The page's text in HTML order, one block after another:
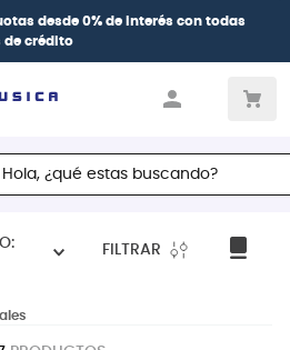
desde 0% de interés con todas
de crédito
estas buscando?
FILTRAR